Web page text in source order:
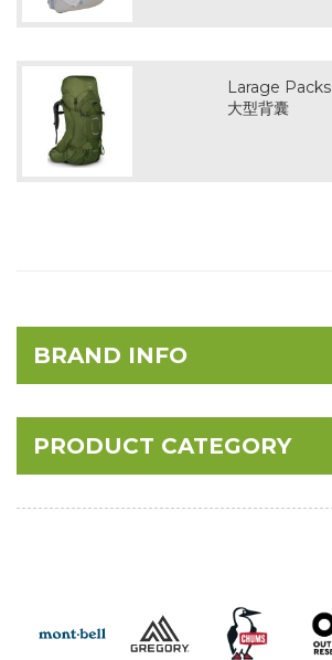
Larage Packs
大型背囊
BRAND INFO
PRODUCT CATEGORY